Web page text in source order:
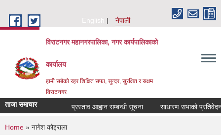
English
नेपाली
विराटनगर महानगरपालिका, नगर कार्यपालिकाको
कार्यालय
हामी सबैको रहर शिक्षित सफा, सुन्दर, सुरक्षित र सक्षम
विराटनगर
ताजा समाचार प्रस्ताव आह्वान सम्बन्धी सूचना साधारण सभाको
You are here
Home » नागेश कोइराला